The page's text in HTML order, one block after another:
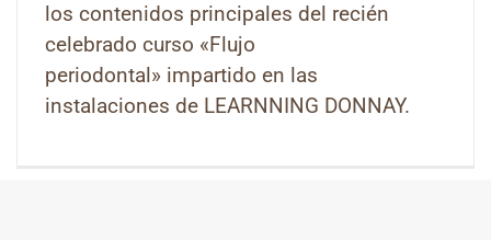
los contenidos principales del recién
celebrado curso «Flujo
periodontal» impartido en las
instalaciones de LEARNNING DONNAY.